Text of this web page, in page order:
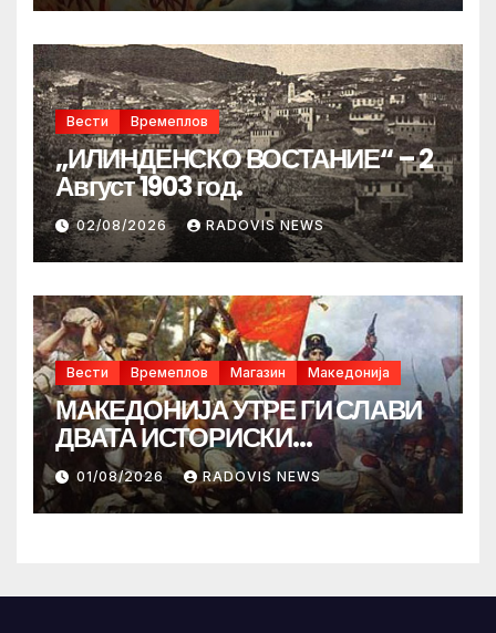
Вести Времеплов
„ИЛИНДЕНСКО ВОСТАНИЕ“ – 2
Август 1903 год.
02/08/2026 RADOVIS NEWS
Вести Времеплов Магазин Македонија
МАКЕДОНИЈА УТРЕ ГИ СЛАВИ
ДВАТА ИСТОРИСКИ
ИЛИНДЕНА!
01/08/2026 RADOVIS NEWS